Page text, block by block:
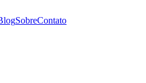
SobreContato